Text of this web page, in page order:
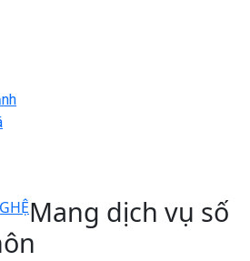
Mang dịch vụ số